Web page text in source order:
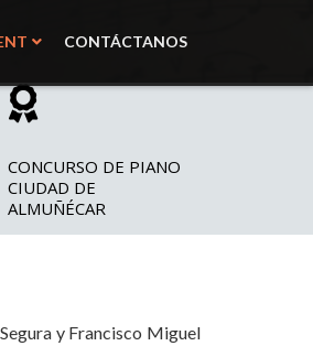
CONTÁCTANOS
CONCURSO DE PIANO
CIUDAD DE
ALMUÑÉCAR
y Francisco Miguel